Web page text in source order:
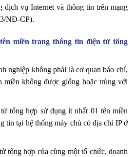
dịch vụ Internet và thông tin trên mạng
NĐ-CP).
miền trang thông tin điện tử tổng
nghiệp không phải là cơ quan báo chí,
miền không được giống hoặc trùng với
tổng hợp sử dụng ít nhất 01 tên miền
tin tại hệ thống máy chủ có địa chỉ IP ở
tổng hợp của cùng một tổ chức, doanh